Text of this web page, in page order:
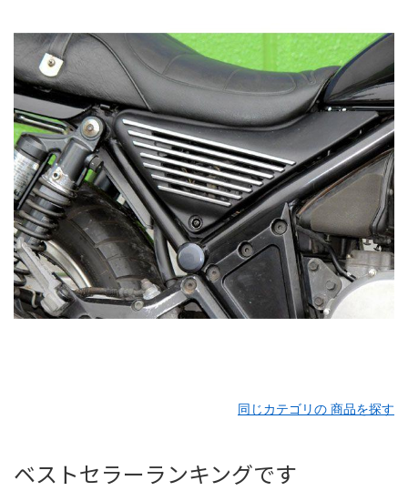
同じカテゴリの 商品を探す
ベストセラーランキングです